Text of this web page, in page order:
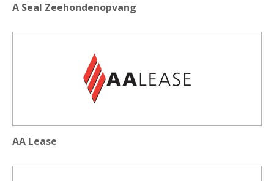
A Seal Zeehondenopvang
AA Lease